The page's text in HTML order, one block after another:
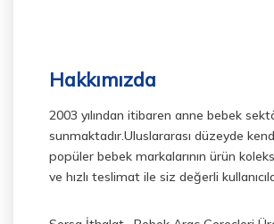
Hakkımızda
2003 yılından itibaren anne bebek
sunmaktadır.Uluslararası düzeyde
popüler bebek markalarının ürün
ve hızlı teslimat ile siz değerli